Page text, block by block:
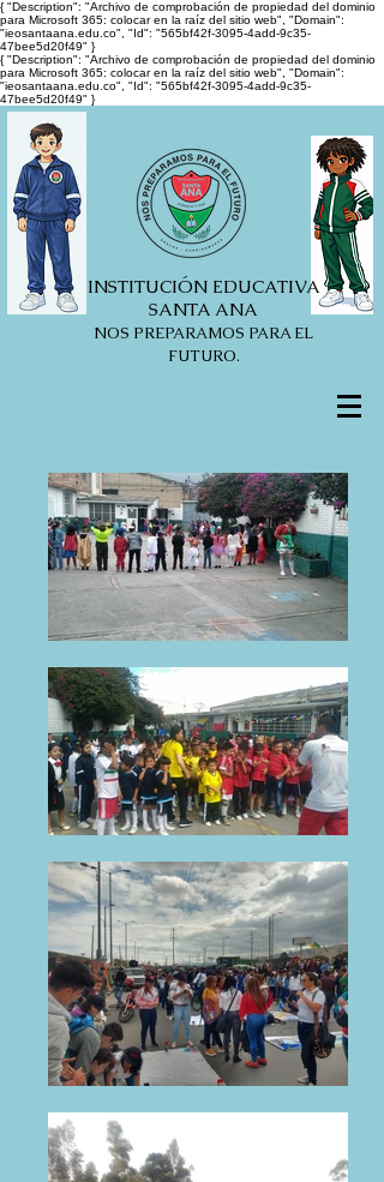
{ "Description": "Archivo de comprobación de propiedad del dominio
para Microsoft 365: colocar en la raíz del sitio web", "Domain":
"ieosantaana.edu.co", "Id": "565bf42f-3095-4add-9c35-
47bee5d20f49" }
{ "Description": "Archivo de comprobación de propiedad del dominio
para Microsoft 365: colocar en la raíz del sitio web", "Domain":
"ieosantaana.edu.co", "Id": "565bf42f-3095-4add-9c35-
47bee5d20f49" }
INSTITUCIÓN EDUCATIVA
SANTA ANA
NOS PREPARAMOS PARA EL
FUTURO.